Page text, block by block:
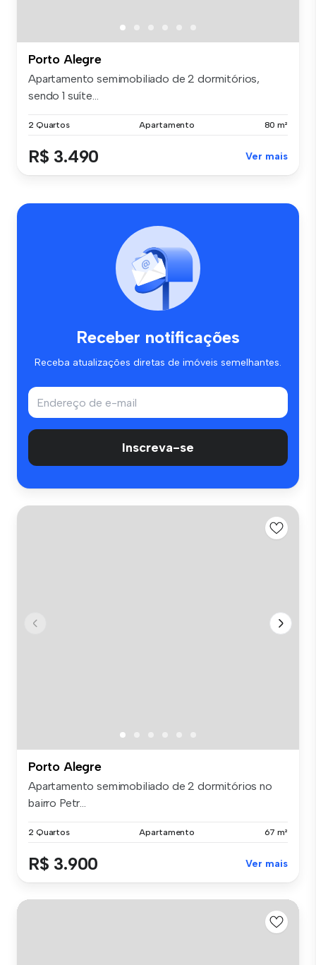
Porto Alegre
Apartamento semimobiliado de 2 dormitórios,
sendo 1 suíte...
2 Quartos Apartamento 80 m²
R$ 3.490 Ver mais
Receber notificações
Receba atualizações diretas de imóveis semelhantes.
Inscreva-se
Porto Alegre
Apartamento semimobiliado de 2 dormitórios no
bairro Petr...
2 Quartos Apartamento 67 m²
R$ 3.900 Ver mais